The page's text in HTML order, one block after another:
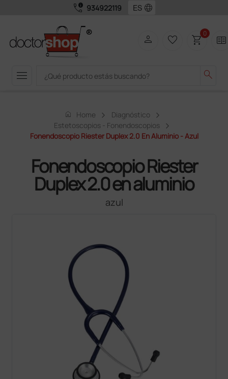
call_quality 934922119 language
menu search
person favorite_border shopping_cart0 two_pager
home Home
Diagnóstico
Estetoscopios - Fonendoscopios
Fonendoscopio Riester Duplex 2.0 En Aluminio - Azul
Fonendoscopio Riester
Duplex 2.0 en aluminio
azul